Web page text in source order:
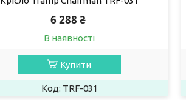
6 288 ₴
В наявності
Купити
TRF-031